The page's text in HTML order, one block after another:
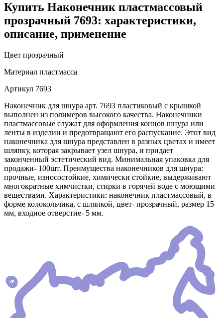
Купить Наконечник пластмассовый
прозрачный 7693: характеристики,
описание, применение
Цвет прозрачный
Материал пластмасса
Артикул 7693
Наконечник для шнура арт. 7693 пластиковый с крышкой
выполнен из полимеров высокого качества. Наконечники
пластмассовые служат для оформления концов шнура или
ленты в изделии и предотвращают его распускание. Этот вид
наконечника для шнура представлен в разных цветах и имеет
шляпку, которая закрывает узел шнура, и придает
законченный эстетический вид. Минимальная упаковка для
продажи- 100шт. Преимущества наконечников для шнура:
прочные, износостойкие, химически стойкие, выдерживают
многократные химчистки, стирки в горячей воде с моющими
веществами. Характеристики: наконечник пластмассовый, в
форме колокольчика, с шляпкой, цвет- прозрачный, размер 15
мм, входное отверстие- 5 мм.